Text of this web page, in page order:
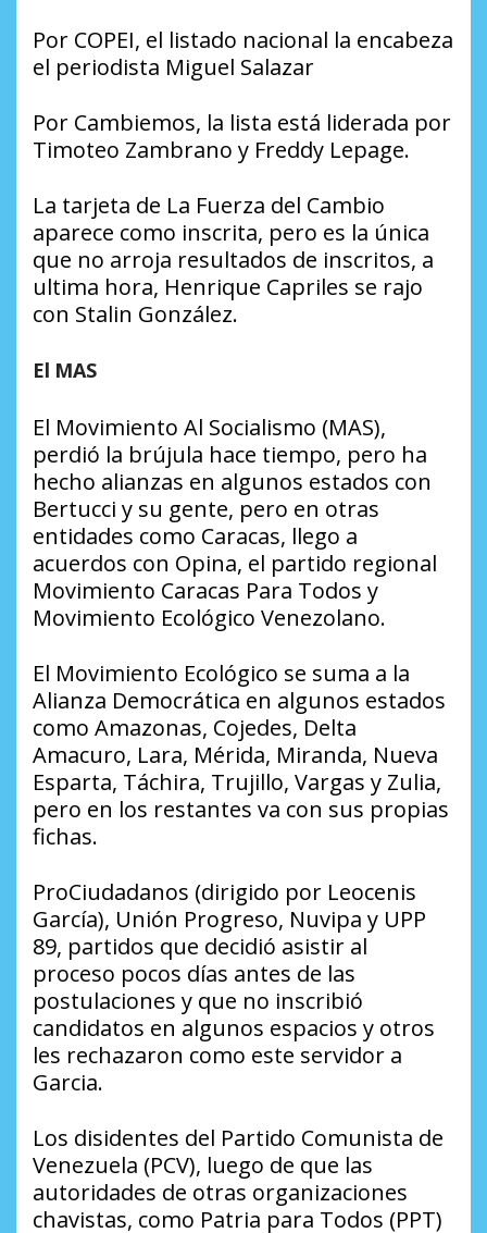
Por COPEI, el listado nacional la encabeza
el periodista Miguel Salazar
Por Cambiemos, la lista está liderada por
Timoteo Zambrano y Freddy Lepage.
La tarjeta de La Fuerza del Cambio
aparece como inscrita, pero es la única
que no arroja resultados de inscritos, a
ultima hora, Henrique Capriles se rajo
con Stalin González.
El MAS
El Movimiento Al Socialismo (MAS),
perdió la brújula hace tiempo, pero ha
hecho alianzas en algunos estados con
Bertucci y su gente, pero en otras
entidades como Caracas, llego a
acuerdos con Opina, el partido regional
Movimiento Caracas Para Todos y
Movimiento Ecológico Venezolano.
El Movimiento Ecológico se suma a la
Alianza Democrática en algunos estados
como Amazonas, Cojedes, Delta
Amacuro, Lara, Mérida, Miranda, Nueva
Esparta, Táchira, Trujillo, Vargas y Zulia,
pero en los restantes va con sus propias
fichas.
ProCiudadanos (dirigido por Leocenis
García), Unión Progreso, Nuvipa y UPP
89, partidos que decidió asistir al
proceso pocos días antes de las
postulaciones y que no inscribió
candidatos en algunos espacios y otros
les rechazaron como este servidor a
Garcia.
Los disidentes del Partido Comunista de
Venezuela (PCV), luego de que las
autoridades de otras organizaciones
chavistas, como Patria para Todos (PPT)